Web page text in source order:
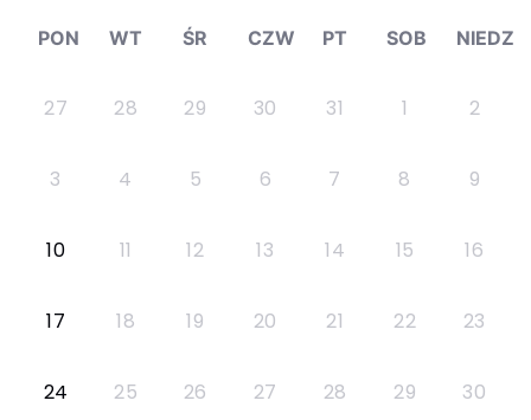
PON WT ŚR CZW PT SOB NIEDZ
27 28 29 30 31 1 2
3 4 5 6 7 8 9
10 11 12 13 14 15 16
17 18 19 20 21 22 23
24 25 26 27 28 29 30